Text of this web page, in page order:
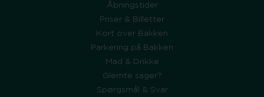
Åbningstider
Priser & Billetter
Kort over Bakken
Parkering på Bakken
Mad & Drikke
Glemte sager?
Spørgsmål & Svar